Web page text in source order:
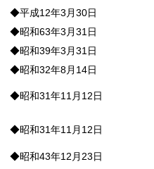
◆平成12年3月30日
◆昭和63年3月31日
◆昭和39年3月31日
◆昭和32年8月14日
◆昭和31年11月12日
◆昭和31年11月12日
◆昭和43年12月23日